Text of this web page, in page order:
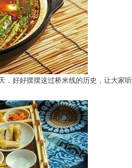
好好摆摆这过桥米线的历史，让大家